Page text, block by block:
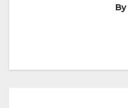
By